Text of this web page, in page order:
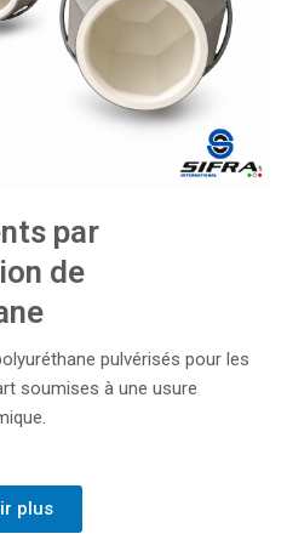
par
de
pulvérisés pour les
soumises à une usure
plus